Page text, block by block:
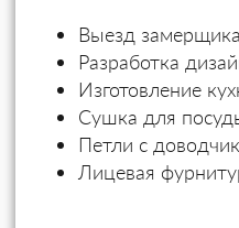
Выезд замерщика
Разработка
Изготовление
Сушка для
Петли с
Лицевая